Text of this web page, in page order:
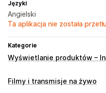
Języki
Angielski
Ta aplikacja nie została
Kategorie
Wyświetlanie produktów –
Filmy i transmisje na żywo